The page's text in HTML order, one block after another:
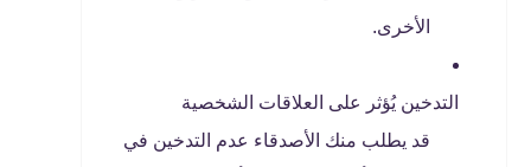
الأخرى.
التدخين يُؤثر على العلاقات الشخصية
قد يطلب منك الأصدقاء عدم التدخين في